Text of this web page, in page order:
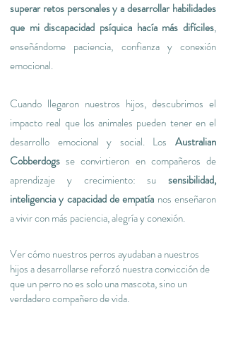
superar retos personales y a desarrollar habilidades
que mi discapacidad psíquica hacía más difíciles,
enseñándome paciencia, confianza y conexión
emocional.
Cuando llegaron nuestros hijos, descubrimos el
impacto real que los animales pueden tener en el
desarrollo emocional y social. Los Australian
Cobberdogs se convirtieron en compañeros de
aprendizaje y crecimiento: su sensibilidad,
inteligencia y capacidad de empatía nos enseñaron
a vivir con más paciencia, alegría y conexión.
Ver cómo nuestros perros ayudaban a nuestros
hijos a desarrollarse reforzó nuestra convicción de
que un perro no es solo una mascota, sino un
verdadero compañero de vida.